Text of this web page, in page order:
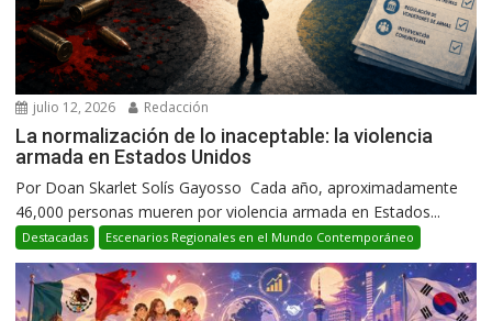
julio 12, 2026 Redacción
La normalización de lo inaceptable: la violencia
armada en Estados Unidos
Por Doan Skarlet Solís Gayosso Cada año, aproximadamente
46,000 personas mueren por violencia armada en Estados...
Destacadas Escenarios Regionales en el Mundo Contemporáneo